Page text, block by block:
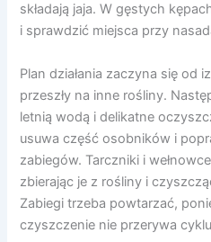
składają jaja. W gęstych
i sprawdzić miejsca przy
Plan działania zaczyna się od
przeszły na inne rośliny.
letnią wodą i delikatne
usuwa część osobników i
zabiegów. Tarczniki i
zbierając je z rośliny i
Zabiegi trzeba powtarzać,
czyszczenie nie przerywa